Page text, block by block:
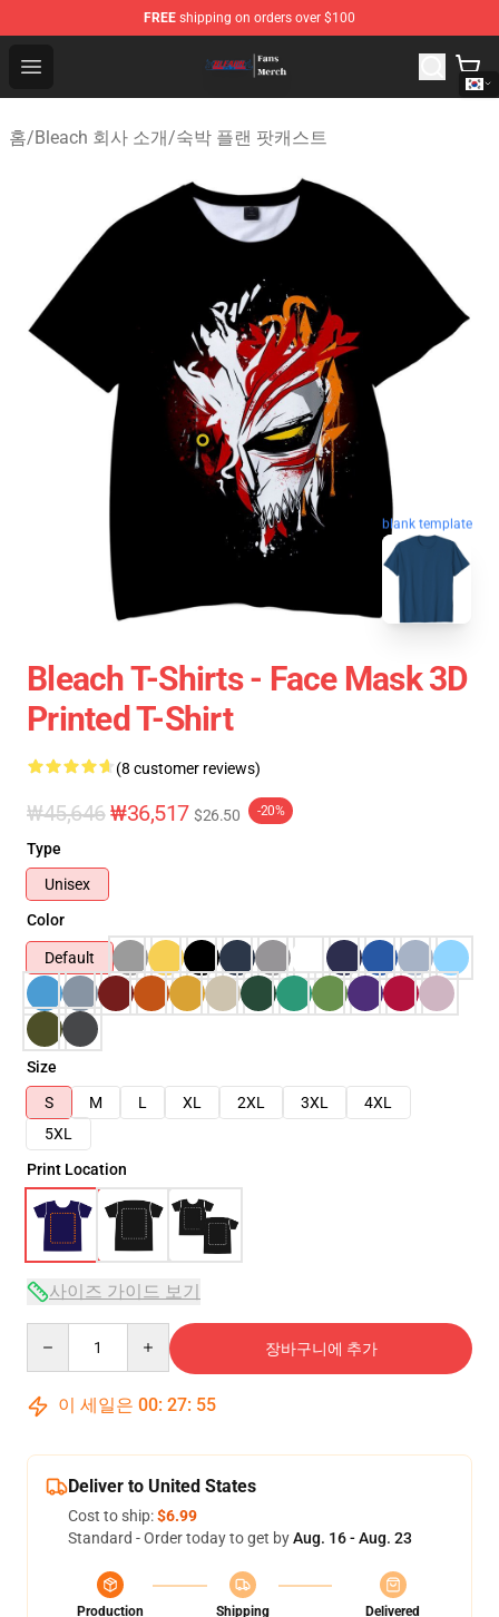
FREE shipping on orders over $100
Open menu
Bleach Store - Official Bleach Merchandise Shop
홈/Bleach 회사 소개/숙박 플랜 팟캐스트
blank template
Bleach T-Shirts - Face Mask 3D
Printed T-Shirt
(8 customer reviews)
₩45,646₩36,517 $26.50 -20%
Type
Unisex
Color
Default
Size
S
M L XL 2XL 3XL
4XL
5XL
Print Location
사이즈 가이드 보기
장바구니에 추가
이 세일은 00: 27: 54
Deliver to United States
Cost to ship:$6.99
Standard - Order today to get byAug. 16 - Aug. 23
Production
Shipping
Delivered